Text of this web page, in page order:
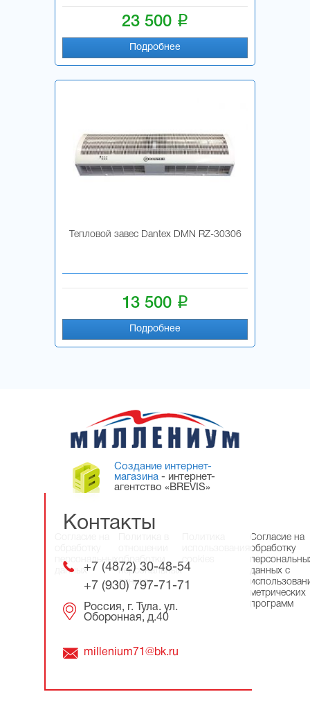
23 500 i
Подробнее
Тепловой завес Dantex DMN RZ-30306
13 500 i
Подробнее
Контакты
+7 (4872) 30-48-54
+7 (930) 797-71-71
Россия, г. Тула. ул.
Оборонная, д.40
millenium71@bk.ru
Создание интернет-
магазина - интернет-
агентство «BREVIS»
персональных
данных
обработки
персональных
данных
cookies
Согласие на
обработку
данных с
метрических
программ